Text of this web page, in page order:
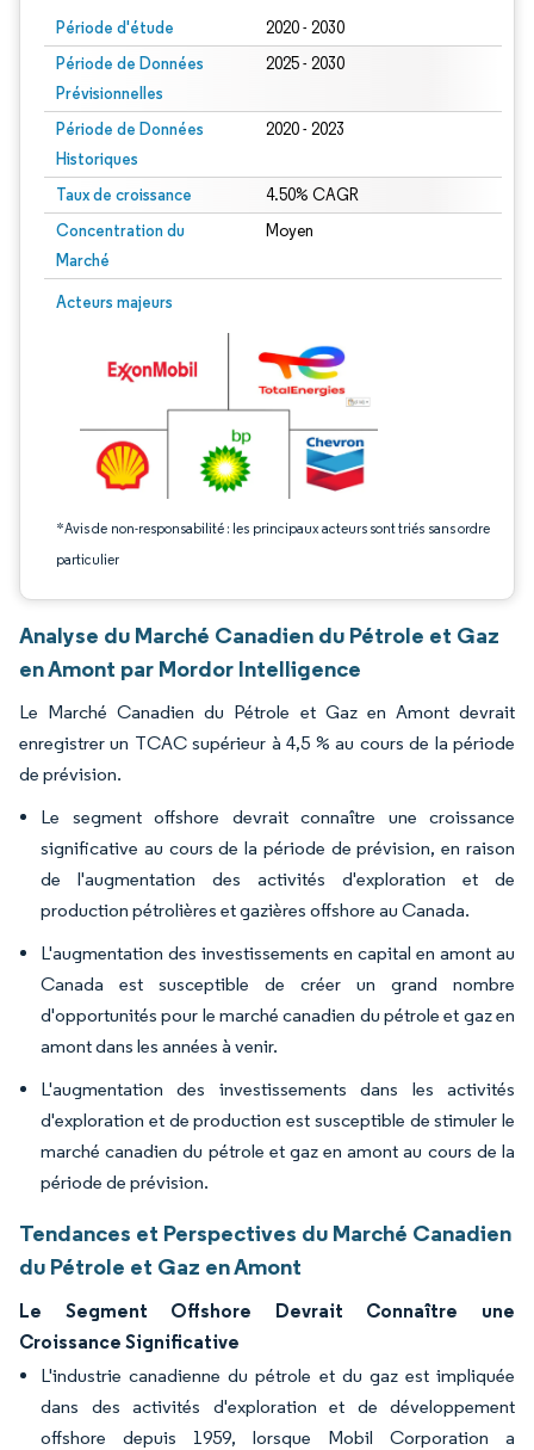
Période d'étude 2020 - 2030
Période de Données
Prévisionnelles
2025 - 2030
Période de Données
Historiques
2020 - 2023
Taux de croissance 4.50% CAGR
Concentration du
Marché
Moyen
Acteurs majeurs
*Avis de non-responsabilité : les principaux acteurs sont triés sans ordre
particulier
Image © Mordor Intelligence. La réutilisation nécessite une attribution sous CC
Analyse du Marché Canadien du Pétrole et Gaz
en Amont par Mordor Intelligence
Le Marché Canadien du Pétrole et Gaz en Amont devrait
enregistrer un TCAC supérieur à 4,5 % au cours de la période
de prévision.
Le segment offshore devrait connaître une croissance
significative au cours de la période de prévision, en raison
de l'augmentation des activités d'exploration et de
production pétrolières et gazières offshore au Canada.
L'augmentation des investissements en capital en amont au
Canada est susceptible de créer un grand nombre
d'opportunités pour le marché canadien du pétrole et gaz en
amont dans les années à venir.
L'augmentation des investissements dans les activités
d'exploration et de production est susceptible de stimuler le
marché canadien du pétrole et gaz en amont au cours de la
période de prévision.
Tendances et Perspectives du Marché Canadien
du Pétrole et Gaz en Amont
Le Segment Offshore Devrait Connaître une
Croissance Significative
L'industrie canadienne du pétrole et du gaz est impliquée
dans des activités d'exploration et de développement
offshore depuis 1959, lorsque Mobil Corporation a